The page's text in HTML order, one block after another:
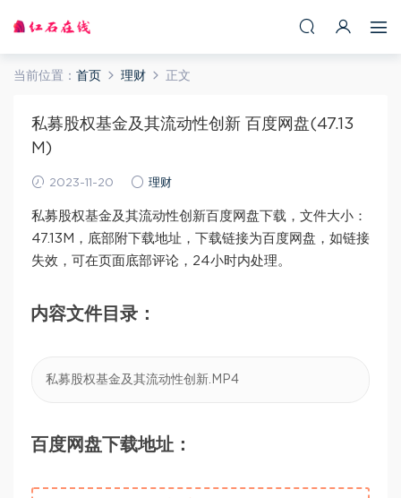
当前位置： 首页 理财 正文
私募股权基金及其流动性创新 百度网盘(47.13
M)
2023-11-20 理财
私募股权基金及其流动性创新百度网盘下载，文件大小：
47.13M，底部附下载地址，下载链接为百度网盘，如链接
失效，可在页面底部评论，24小时内处理。
内容文件目录：
私募股权基金及其流动性创新.MP4
百度网盘下载地址：